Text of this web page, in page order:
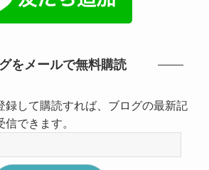
をメールで無料購読
録して購読すれば、ブログの最新記
できます。